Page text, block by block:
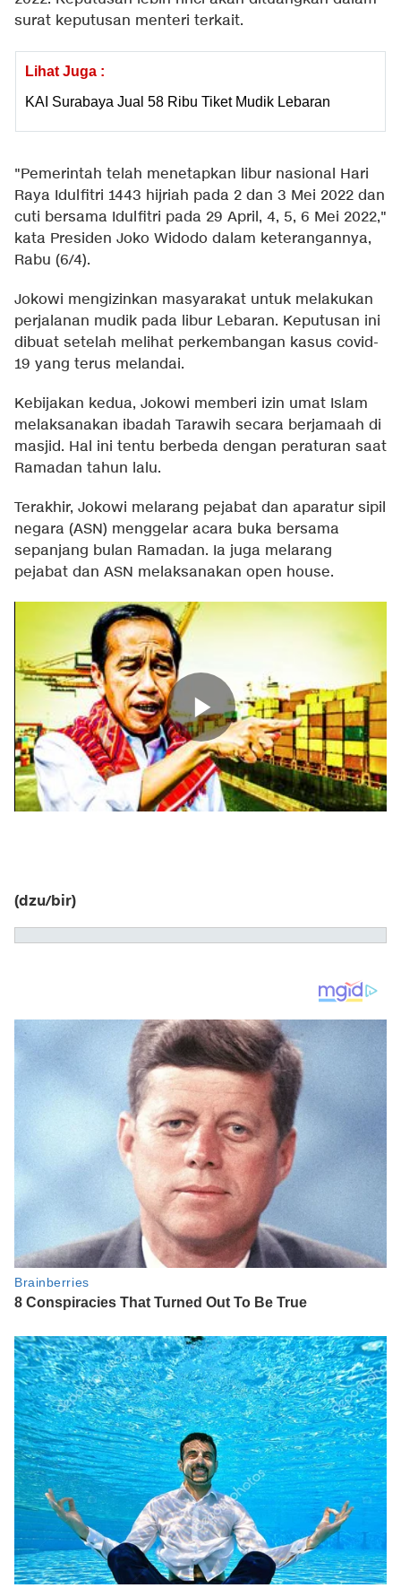
surat keputusan menteri terkait.
Lihat Juga :
KAI Surabaya Jual 58 Ribu Tiket Mudik Lebaran
"Pemerintah telah menetapkan libur nasional Hari
Raya Idulfitri 1443 hijriah pada 2 dan 3 Mei 2022 dan
cuti bersama Idulfitri pada 29 April, 4, 5, 6 Mei 2022,"
kata Presiden Joko Widodo dalam keterangannya,
Rabu (6/4).
Jokowi mengizinkan masyarakat untuk melakukan
perjalanan mudik pada libur Lebaran. Keputusan ini
dibuat setelah melihat perkembangan kasus covid-
19 yang terus melandai.
Kebijakan kedua, Jokowi memberi izin umat Islam
melaksanakan ibadah Tarawih secara berjamaah di
masjid. Hal ini tentu berbeda dengan peraturan saat
Ramadan tahun lalu.
Terakhir, Jokowi melarang pejabat dan aparatur sipil
negara (ASN) menggelar acara buka bersama
sepanjang bulan Ramadan. Ia juga melarang
pejabat dan ASN melaksanakan open house.
(dzu/bir)